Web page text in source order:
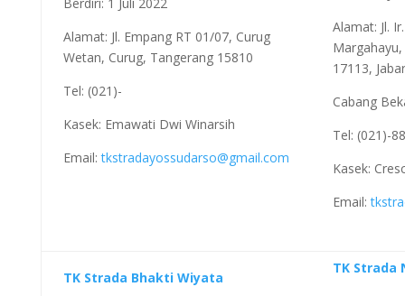
Alamat: Jl. Empang RT 01/07, Curug
Wetan, Curug, Tangerang 15810
Tel: (021)-
Kasek: Emawati Dwi Winarsih
Email:tkstradayossudarso@gmail.com
Alamat: Jl.
17113, Jabar
Cabang
Tel: (021)-
Kasek:
Email:
TK Strada Bhakti Wiyata
TK Strada